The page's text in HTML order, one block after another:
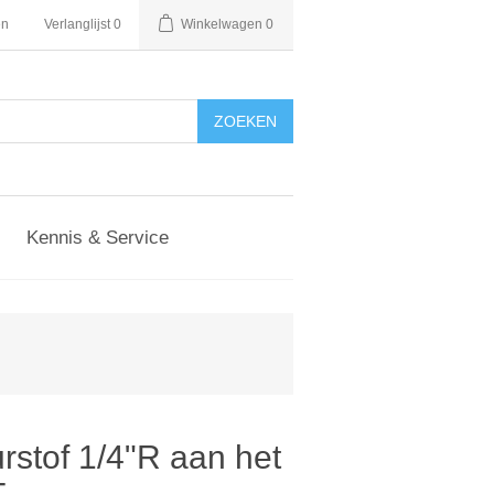
Verlanglijst 0 Winkelwagen 0
Kennis & Service
1/4"R aan het